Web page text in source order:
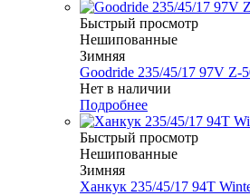
Быстрый просмотр
Нешипованные
Зимняя
Goodride 235/45/17 97V Z-
Нет в наличии
Подробнее
Быстрый просмотр
Нешипованные
Зимняя
Ханкук 235/45/17 94T